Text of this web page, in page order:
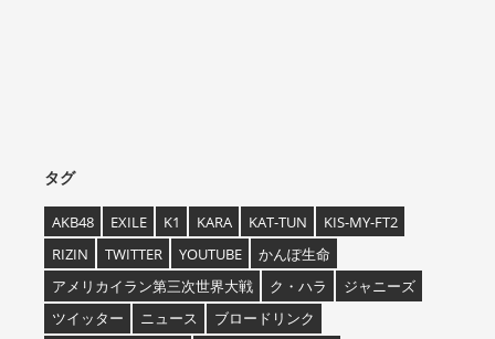
タグ
AKB48 EXILE K1 KARA KAT-TUN
KIS-MY-FT2
RIZIN
TWITTER YOUTUBE
かんぽ生命
アメリカイラン第三次世界大戦
ク・ハラ
ジャニーズ
ツイッター
ニュース
ブロードリンク